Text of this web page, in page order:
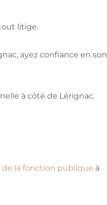
litige.
ayez confiance en son
à côté de Lérignac.
de la fonction publique à